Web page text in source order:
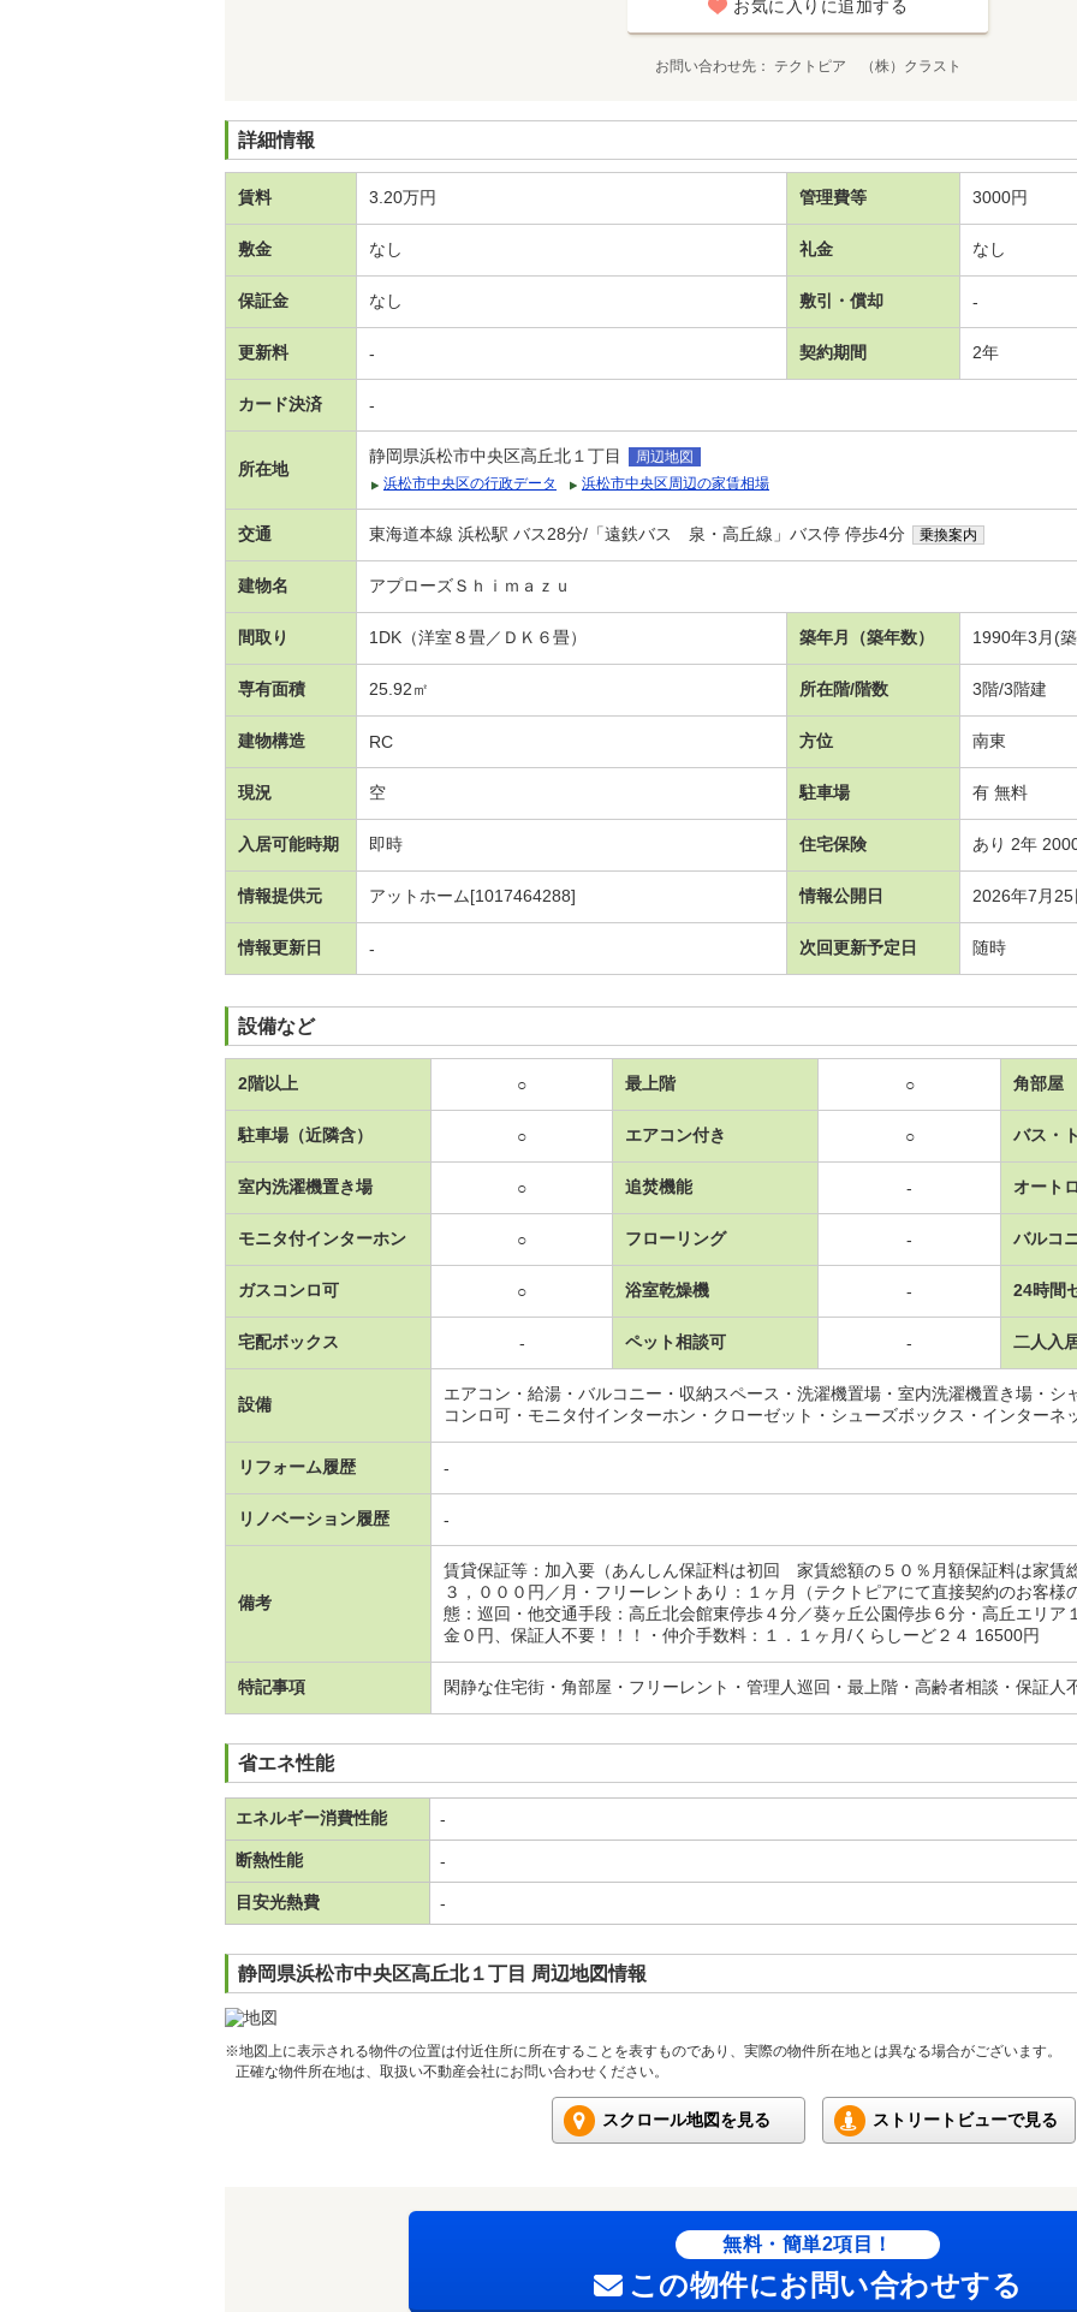
お気に入りに追加する
お問い合わせ先 テクトピア （株）クラスト
詳細情報
賃料 3.20万円 管理費等 3000円
敷金 なし 礼金 なし
保証金 なし 敷引・償却 -
更新料 - 契約期間 2年
カード決済 -
所在地
静岡県浜松市中央区高丘北１丁目
周辺地図
浜松市中央区の行政データ
浜松市中央区周辺の家賃相場
交通 東海道本線 浜松駅 バス28分/「遠鉄バス 泉・高丘線」バス停 停歩4分 乗換案内
建物名 アプローズＳｈｉｍａｚｕ
間取り 1DK（洋室８畳／ＤＫ６畳） 築年月（築年数） 1990年3月(
専有面積 25.92㎡ 所在階/階数 3階/3階建
建物構造 RC 方位 南東
現況 空 駐車場 有 無料
入居可能時期 即時 住宅保険 あり 2年
情報提供元 アットホーム[1017464288] 情報公開日 2026年7月25
情報更新日 - 次回更新予定日 随時
設備など
2階以上 ○ 最上階 ○ 角部屋
駐車場（近隣含） ○ エアコン付き ○ バス・
室内洗濯機置き場 ○ 追焚機能 - オート
モニタ付インターホン ○ フローリング - バルコ
ガスコンロ可 ○ 浴室乾燥機 - 24時間
宅配ボックス - ペット相談可 - 二人入
設備
エアコン・給湯・バルコニー・収納スペース・洗濯機置場・室内洗濯機置き場・シ
コンロ可・モニタ付インターホン・クローゼット・シューズボックス・インターネ
リフォーム履歴 -
リノベーション履歴 -
備考
賃貸保証等：加入要（あんしん保証料は初回 家賃総額の５０％月額保証料は家賃
３，０００円／月・フリーレントあり：１ヶ月（テクトピアにて直接契約のお客
態：巡回・他交通手段：高丘北会館東停歩４分／葵ヶ丘公園停歩６分・高丘エリ
金０円、保証人不要！！！・仲介手数料：１．１ヶ月/くらしーど２４ 16500円
特記事項 閑静な住宅街・角部屋・フリーレント・管理人巡回・最上階・高齢者相談・保証人
省エネ性能
エネルギー消費性能 -
断熱性能 -
目安光熱費 -
静岡県浜松市中央区高丘北１丁目 周辺地図情報
※地図上に表示される物件の位置は付近住所に所在することを表すものであり、実際の物件所在地とは異なる場合がございます。
正確な物件所在地は、取扱い不動産会社にお問い合わせください。
スクロール地図を見る ストリートビューで見る
無料・簡単2項目！
この物件にお問い合わせする